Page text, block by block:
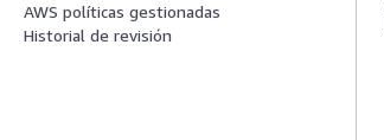
AWS políticas gestionadas
Historial de revisión